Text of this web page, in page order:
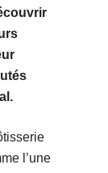
l’une